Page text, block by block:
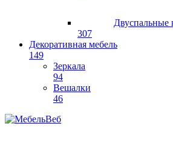
Двуспальные
307
Декоративная мебель
149
Зеркала
94
Вешалки
46